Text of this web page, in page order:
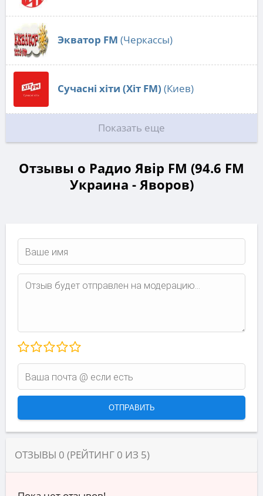
Экватор FM (Черкассы)
Сучасні хіти (Хіт FM) (Киев)
Показать еще
Отзывы о Радио Явір FM (94.6 FM
Украина - Яворов)
ОТЗЫВЫ 0 (РЕЙТИНГ 0 ИЗ 5)